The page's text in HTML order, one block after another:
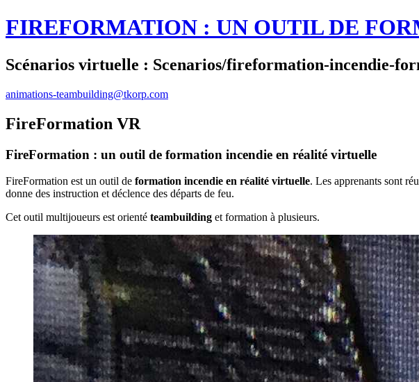
FIREFORMATION : UN OUTIL DE
Scénarios virtuelle : Scenarios/fireformation-incendie-
animations-teambuilding@tkorp.com
FireFormation VR
FireFormation : un outil de formation incendie en réalité virtuelle
FireFormation est un outil de formation incendie en réalité virtuelle. Les apprenants sont
donne des instruction et déclence des départs de feu.
Cet outil multijoueurs est orienté teambuilding et formation à plusieurs.